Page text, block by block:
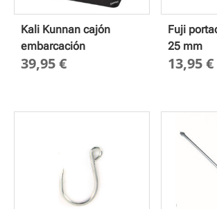
Kali Kunnan cajón
embarcación
39,95€
Fuji
25 mm
13,95€